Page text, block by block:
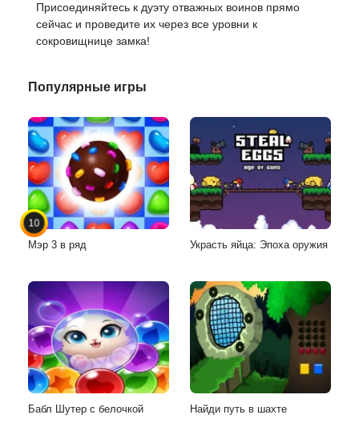
Присоединяйтесь к дуэту отважных воинов прямо
сейчас и проведите их через все уровни к
сокровищнице замка!
Популярные игры
10
Мэр 3 в ряд Украсть яйца: Эпоха оружия
Бабл Шутер с белочкой Найди путь в шахте